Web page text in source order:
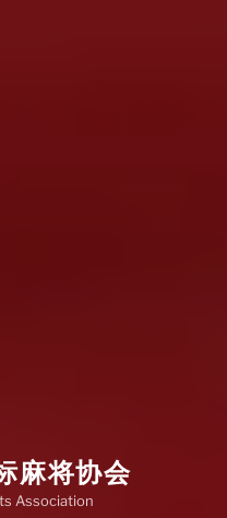
麻将协会
Association